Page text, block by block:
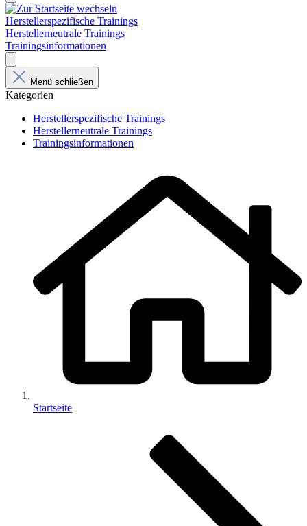
Herstellerspezifische Trainings
Herstellerneutrale Trainings
Trainingsinformationen
Menü schließen
Kategorien
Herstellerspezifische Trainings
Herstellerneutrale Trainings
Trainingsinformationen
Startseite